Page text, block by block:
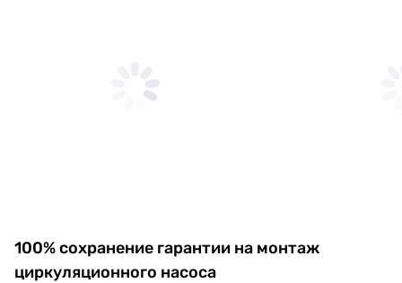
100% сохранение гарантии на монтаж
циркуляционного насоса